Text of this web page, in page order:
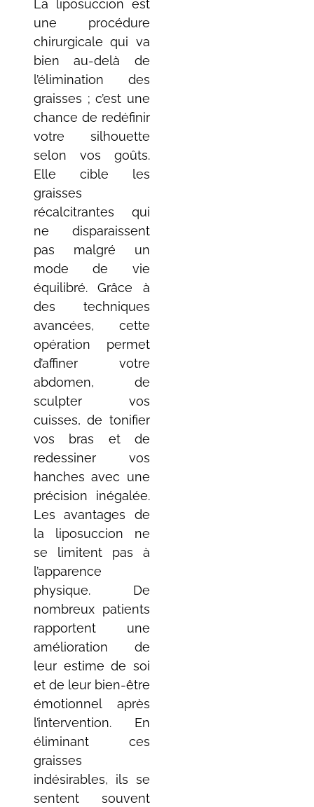
La liposuccion est
une procédure
chirurgicale qui va
bien au-delà de
l’élimination des
graisses ; c’est une
chance de redéfinir
votre silhouette
selon vos goûts.
Elle cible les
graisses
récalcitrantes qui
ne disparaissent
pas malgré un
mode de vie
équilibré. Grâce à
des techniques
avancées, cette
opération permet
d’affiner votre
abdomen, de
sculpter vos
cuisses, de tonifier
vos bras et de
redessiner vos
hanches avec une
précision inégalée.
Les avantages de
la liposuccion ne
se limitent pas à
l’apparence
physique. De
nombreux patients
rapportent une
amélioration de
leur estime de soi
et de leur bien-être
émotionnel après
l’intervention. En
éliminant ces
graisses
indésirables, ils se
sentent souvent